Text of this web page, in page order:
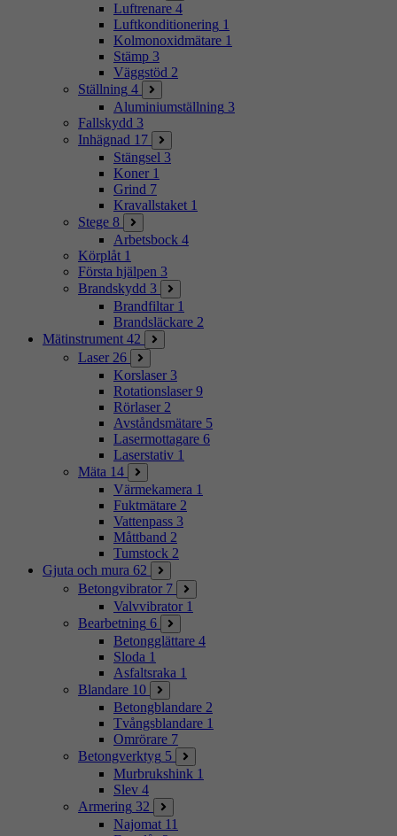
Luftrenare 4
Luftkonditionering 1
Kolmonoxidmätare 1
Stämp 3
Väggstöd 2
Ställning 4
Aluminiumställning 3
Fallskydd 3
Inhägnad 17
Stängsel 3
Koner 1
Grind 7
Kravallstaket 1
Stege 8
Arbetsbock 4
Körplåt 1
Första hjälpen 3
Brandskydd 3
Brandfiltar 1
Brandsläckare 2
Mätinstrument 42
Laser 26
Korslaser 3
Rotationslaser 9
Rörlaser 2
Avståndsmätare 5
Lasermottagare 6
Laserstativ 1
Mäta 14
Värmekamera 1
Fuktmätare 2
Vattenpass 3
Måttband 2
Tumstock 2
Gjuta och mura 62
Betongvibrator 7
Valvvibrator 1
Bearbetning 6
Betongglättare 4
Sloda 1
Asfaltsraka 1
Blandare 10
Betongblandare 2
Tvångsblandare 1
Omrörare 7
Betongverktyg 5
Murbrukshink 1
Slev 4
Armering 32
Najomat 11